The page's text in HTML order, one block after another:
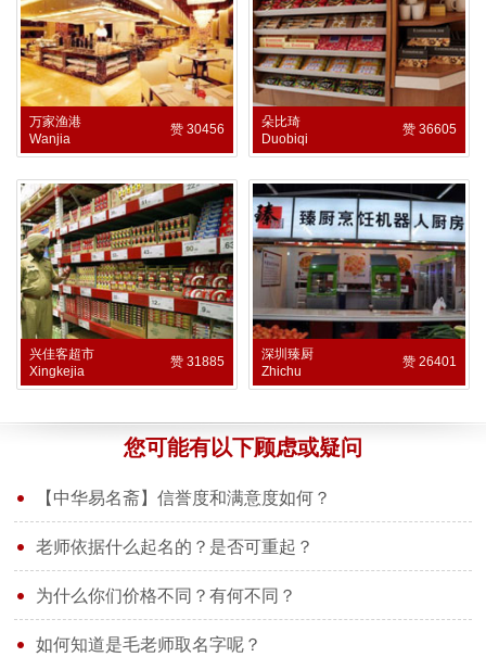
万家渔港
Wanjia
赞 30456
朵比琦
Duobiqi
赞 36605
兴佳客超市
Xingkejia
赞 31885
深圳臻厨
Zhichu
赞 26401
您可能有以下顾虑或疑问
【中华易名斋】信誉度和满意度如何？
老师依据什么起名的？是否可重起？
为什么你们价格不同？有何不同？
如何知道是毛老师取名字呢？